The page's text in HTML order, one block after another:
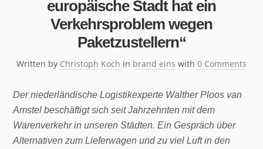
europäische Stadt hat ein
Verkehrsproblem wegen
Paketzustellern“
Written by Christoph Koch in brand eins with 0 Comments
Der niederländische Logistikexperte Walther Ploos van
Amstel beschäftigt sich seit Jahrzehnten mit dem
Warenverkehr in unseren Städten. Ein Gespräch über
Alternativen zum Lieferwagen und zu viel Luft in den